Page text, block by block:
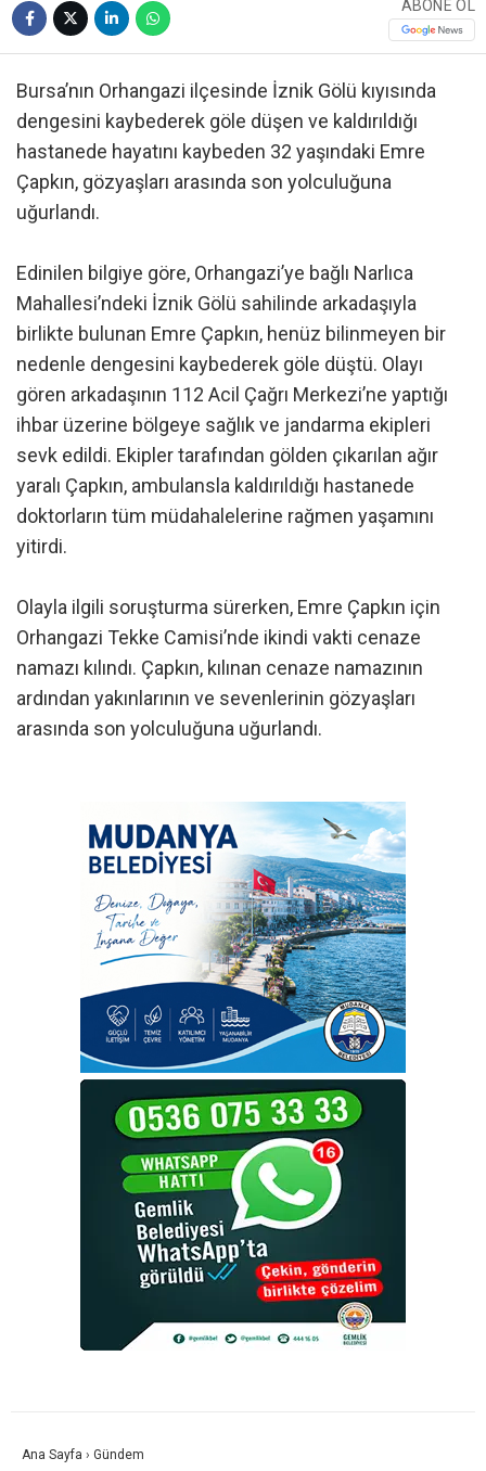
ABONE OL
Bursa’nın Orhangazi ilçesinde İznik Gölü kıyısında
dengesini kaybederek göle düşen ve kaldırıldığı
hastanede hayatını kaybeden 32 yaşındaki Emre
Çapkın, gözyaşları arasında son yolculuğuna
uğurlandı.
Edinilen bilgiye göre, Orhangazi’ye bağlı Narlıca
Mahallesi’ndeki İznik Gölü sahilinde arkadaşıyla
birlikte bulunan Emre Çapkın, henüz bilinmeyen bir
nedenle dengesini kaybederek göle düştü. Olayı
gören arkadaşının 112 Acil Çağrı Merkezi’ne yaptığı
ihbar üzerine bölgeye sağlık ve jandarma ekipleri
sevk edildi. Ekipler tarafından gölden çıkarılan ağır
yaralı Çapkın, ambulansla kaldırıldığı hastanede
doktorların tüm müdahalelerine rağmen yaşamını
yitirdi.
Olayla ilgili soruşturma sürerken, Emre Çapkın için
Orhangazi Tekke Camisi’nde ikindi vakti cenaze
namazı kılındı. Çapkın, kılınan cenaze namazının
ardından yakınlarının ve sevenlerinin gözyaşları
arasında son yolculuğuna uğurlandı.
Ana Sayfa › Gündem